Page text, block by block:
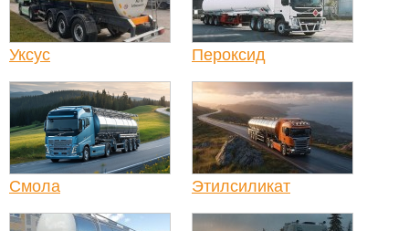
Уксус Пероксид
Смола Этилсиликат